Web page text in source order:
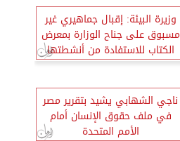
وزيرة البيئة: إقبال جماهيري غير
مسبوق على جناح الوزارة بمعرض
الكتاب للاستفادة من أنشطتها
ناجي الشهابي يشيد بتقرير مصر
في ملف حقوق الإنسان أمام
الأمم المتحدة